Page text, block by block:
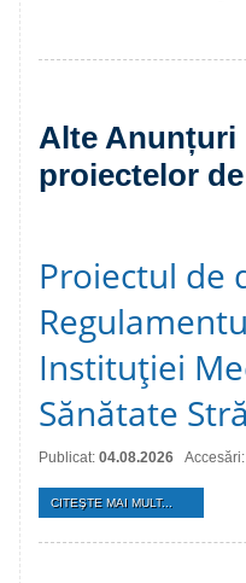
Alte Anunțuri
proiectelor
Proiectul de
Instituţiei
Sănătate
Publicat: 04.08.2026
CITEŞTE MAI MULT...